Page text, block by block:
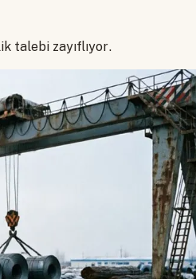
talebi zayıflıyor.